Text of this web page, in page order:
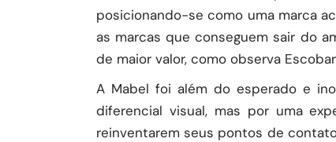
posicionando-se como uma marca
as marcas que conseguem sair do
de maior valor, como observa
A Mabel foi além do esperado e
diferencial visual, mas por uma
reinventarem seus pontos de